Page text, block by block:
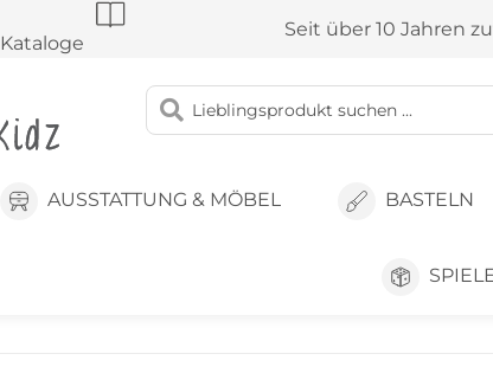
Kataloge
Seit über 10 Jahren
AUSSTATTUNG & MÖBEL BASTELN